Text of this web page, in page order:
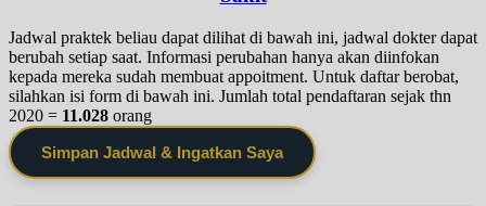
Jadwal praktek beliau dapat dilihat di bawah ini, jadwal dokter dapat
berubah setiap saat. Informasi perubahan hanya akan diinfokan
kepada mereka sudah membuat appoitment. Untuk daftar berobat,
silahkan isi form di bawah ini. Jumlah total pendaftaran sejak thn
2020 = 11.028 orang
Simpan Jadwal & Ingatkan Saya